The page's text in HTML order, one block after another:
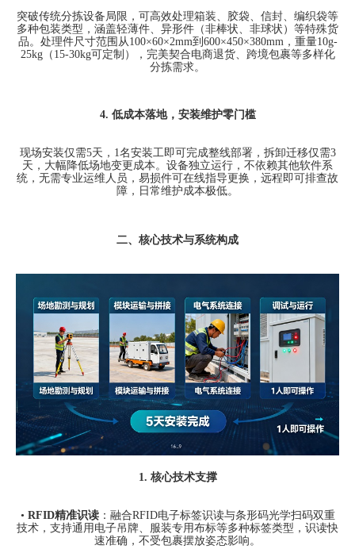
突破传统分拣设备局限，可高效处理箱装、胶袋、信封、编织袋等
多种包装类型，涵盖轻薄件、异形件（非棒状、非球状）等特殊货
品。处理件尺寸范围从100×60×2mm到 600×450×380mm，重量10g-
25kg（ 15-30kg可定制），完美契合电商退货、跨境包裹等多样化
分拣需求。
4. 低成本落地，安装维护零门槛
现场安装仅需5天， 1名安装工即可完成整线部署，拆卸迁移仅需3
天，大幅降低场地变更成本。设备独立运行，不依赖其他软件系
统，无需专业运维人员，易损件可在线指导更换，远程即可排查故
障，日常维护成本极低。
二、核心技术与系统构成
1. 核心技术支撑
• RFID精准识读：融合RFID电子标签识读与条形码光学扫码双重
技术，支持通用电子吊牌、服装专用布标等多种标签类型，识读快
速准确，不受包裹摆放姿态影响。